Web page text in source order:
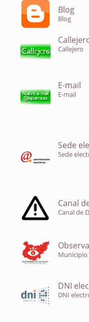
Blog
Blog
Callejero
E-mail
E-mail
Sede
Sede
Canal
Canal de
Municipio
DNI
DNI